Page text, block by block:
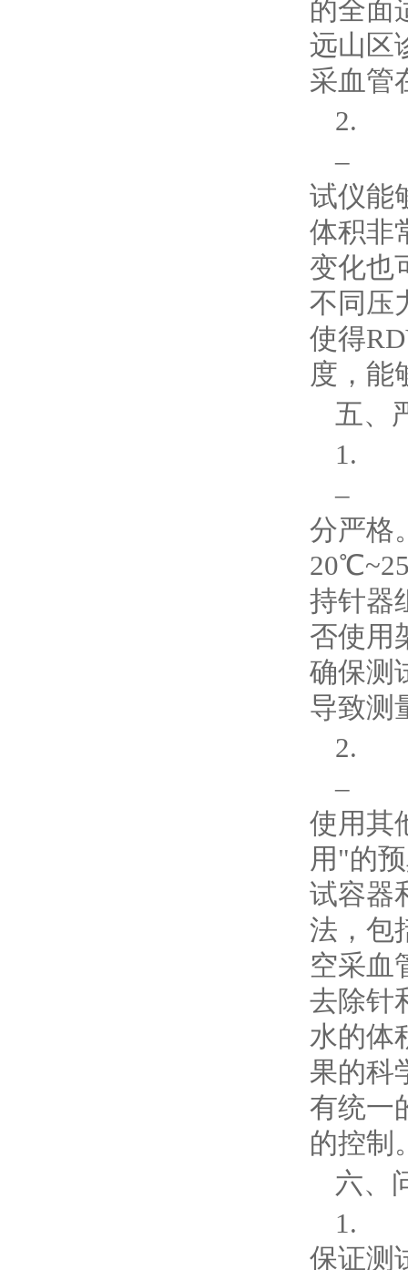
的全面
远山区
采血管
2.
– 分
试仪能
体积非
变化也
不同压
使得
度，能
五、
1.
– 在
分严格
持针器
否使用
确保测
导致测
2.
– 试
使用其
用"的
试容器
法，包
空采血
去除针
水的体
果的科
有统一
的控制
六、
1.
保证测